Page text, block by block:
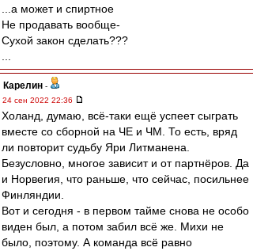
...а может и спиртное
Не продавать вообще-
Сухой закон сделать???
Карелин -
24 сен 2022 22:36
Холанд, думаю, всё-таки ещё успеет сыграть
вместе со сборной на ЧЕ и ЧМ. То есть, вряд
ли повторит судьбу Яри Литманена.
Безусловно, многое зависит и от партнёров. Да
и Норвегия, что раньше, что сейчас, посильнее
Финляндии.
Вот и сегодня - в первом тайме снова не особо
виден был, а потом забил всё же. Михи не
было, поэтому. А команда всё равно